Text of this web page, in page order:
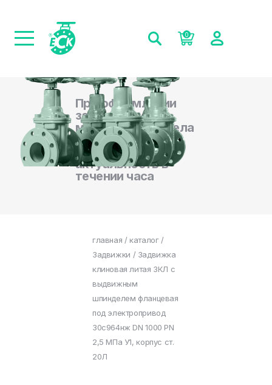
0
При оформлении
заказа на сайте,
менеджеры отдела
продаж
подтверждают
актуальность в
течении часа
главная / каталог/
Задвижки / Задвижка
клиновая литая ЗКЛ с
выдвижным
шпинделем фланцевая
под электропривод
30с964нж DN 1000 PN
2,5 МПа У1, корпус ст.
20Л